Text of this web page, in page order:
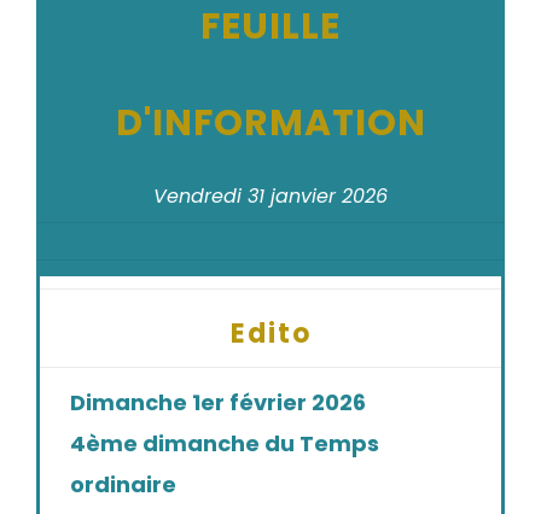
FEUILLE
D'INFORMATION
Vendredi 31 janvier 2026
Edito
Dimanche 1er février 2026
4ème dimanche du Temps
ordinaire